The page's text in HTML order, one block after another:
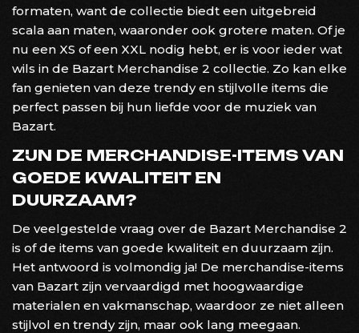
formaten, want de collectie biedt een uitgebreid
scala aan maten, waaronder ook grotere maten. Of je
nu een XS of een XXL nodig hebt, er is voor ieder wat
wils in de Bazart Merchandise 2 collectie. Zo kan elke
fan genieten van deze trendy en stijlvolle items die
perfect passen bij hun liefde voor de muziek van
Bazart.
ZIJN DE MERCHANDISE-ITEMS VAN
GOEDE KWALITEIT EN
DUURZAAM?
De veelgestelde vraag over de Bazart Merchandise 2
is of de items van goede kwaliteit en duurzaam zijn.
Het antwoord is volmondig ja! De merchandise-items
van Bazart zijn vervaardigd met hoogwaardige
materialen en vakmanschap, waardoor ze niet alleen
stijlvol en trendy zijn, maar ook lang meegaan.